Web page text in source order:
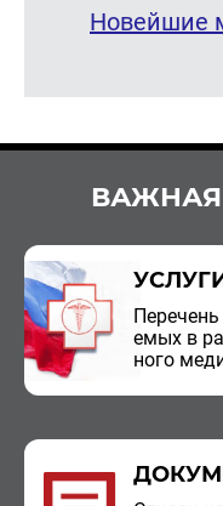
Новейшие
е­мых в
но­го